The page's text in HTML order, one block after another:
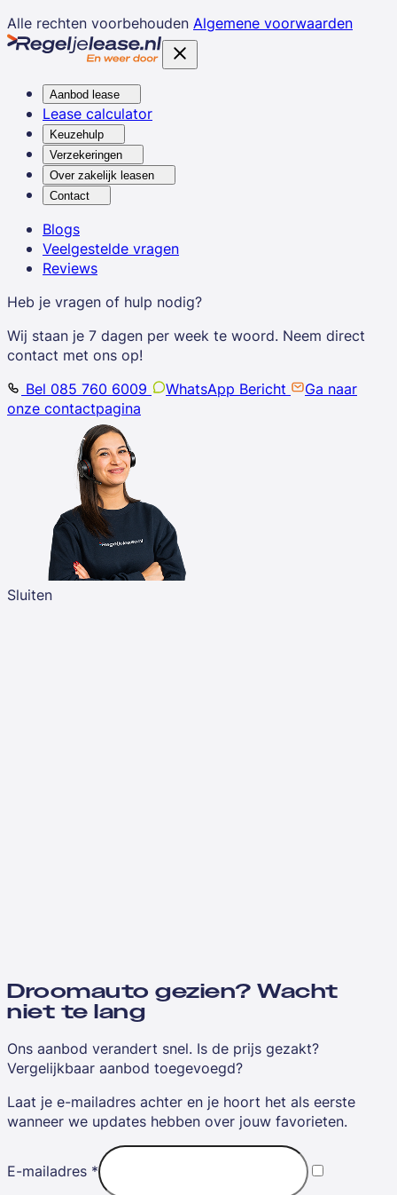
Alle rechten voorbehouden Algemene voorwaarden
Aanbod lease
Lease calculator
Keuzehulp
Verzekeringen
Over zakelijk leasen
Contact
Blogs
Veelgestelde vragen
Reviews
Heb je vragen of hulp nodig?
Wij staan je 7 dagen per week te woord. Neem direct
contact met ons op!
Bel 085 760 6009
WhatsApp Bericht
Ga naar
onze contactpagina
Sluiten
Droomauto gezien? Wacht
niet te lang
Ons aanbod verandert snel. Is de prijs gezakt?
Vergelijkbaar aanbod toegevoegd?
Laat je e-mailadres achter en je hoort het als eerste
wanneer we updates hebben over jouw favorieten.
E-mailadres *